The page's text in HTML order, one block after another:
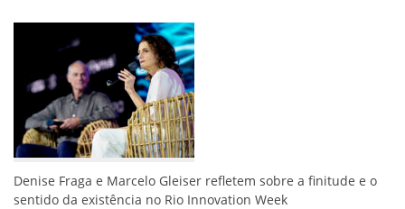
Denise Fraga e Marcelo Gleiser refletem sobre a finitude e o
sentido da existência no Rio Innovation Week